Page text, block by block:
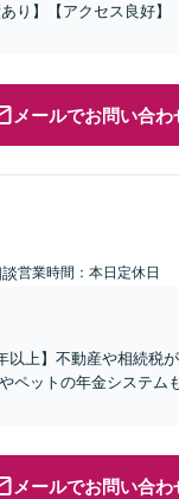
り】【アクセス良好】
メールでお問い合わ
営業時間：本日定休日
以上】不動産や相続税
ットの年金システム
メールでお問い合わ